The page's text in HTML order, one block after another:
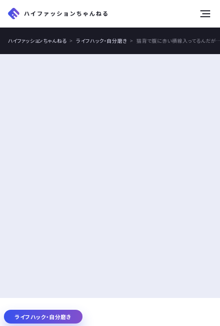
ハイファッションちゃんねる ライフハック・自分磨き 猫背で腹に赤い横線入ってるんだが
ライフハック・自分磨き